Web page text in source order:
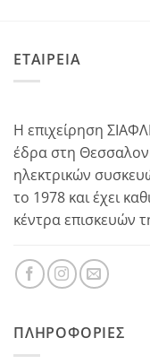
ΕΤΑΙΡΕΙΑ
Η επιχείρηση
έδρα στη
ηλεκτρικών
το 1978 και έχει
κέντρα επισκευών
ΠΛΗΡΟΦΟΡΊΕΣ